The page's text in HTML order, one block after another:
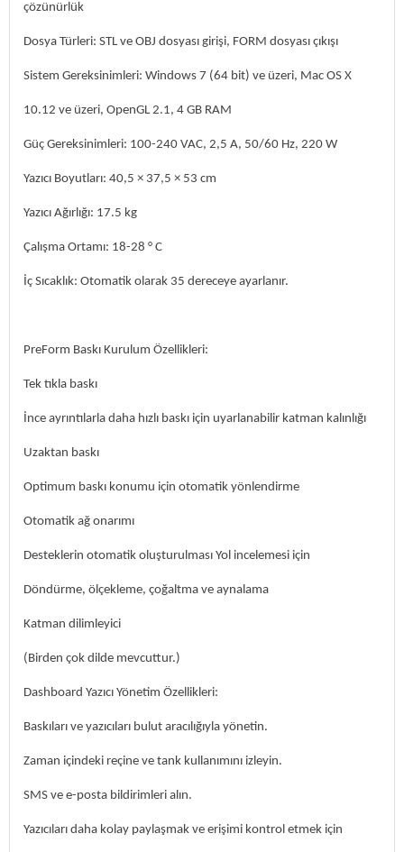
çözünürlük
Dosya Türleri: STL ve OBJ dosyası girişi, FORM dosyası çıkışı
Sistem Gereksinimleri: Windows 7 (64 bit) ve üzeri, Mac OS X
10.12 ve üzeri, OpenGL 2.1, 4 GB RAM
Güç Gereksinimleri: 100-240 VAC, 2,5 A, 50/60 Hz, 220 W
Yazıcı Boyutları: 40,5 × 37,5 × 53 cm
Yazıcı Ağırlığı: 17.5 kg
Çalışma Ortamı: 18-28 ° C
İç Sıcaklık: Otomatik olarak 35 dereceye ayarlanır.
PreForm Baskı Kurulum Özellikleri:
Tek tıkla baskı
İnce ayrıntılarla daha hızlı baskı için uyarlanabilir katman kalınlığı
Uzaktan baskı
Optimum baskı konumu için otomatik yönlendirme
Otomatik ağ onarımı
Desteklerin otomatik oluşturulması Yol incelemesi için
Döndürme, ölçekleme, çoğaltma ve aynalama
Katman dilimleyici
(Birden çok dilde mevcuttur.)
Dashboard Yazıcı Yönetim Özellikleri:
Baskıları ve yazıcıları bulut aracılığıyla yönetin.
Zaman içindeki reçine ve tank kullanımını izleyin.
SMS ve e-posta bildirimleri alın.
Yazıcıları daha kolay paylaşmak ve erişimi kontrol etmek için